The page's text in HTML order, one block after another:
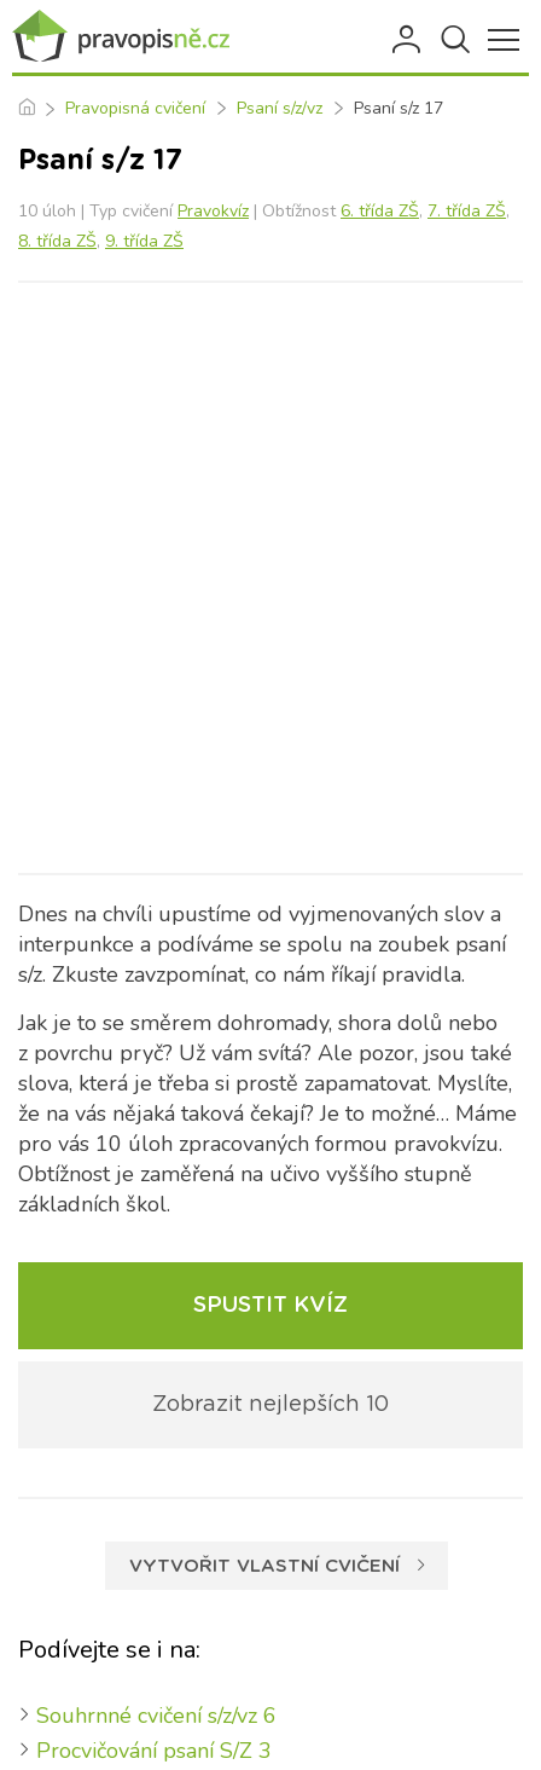
Pravopisná cvičení Psaní s/z/vz Psaní s/z 17
Psaní s/z 17
10 úloh | Typ cvičeníPravokvíz | Obtížnost6. třída ZŠ, 7. třída ZŠ,
8. třída ZŠ, 9. třída ZŠ
Dnes na chvíli upustíme od vyjmenovaných slov a
interpunkce a podíváme se spolu na zoubek psaní
s/z. Zkuste zavzpomínat, co nám říkají pravidla.
Jak je to se směrem dohromady, shora dolů nebo
z povrchu pryč? Už vám svítá? Ale pozor, jsou také
slova, která je třeba si prostě zapamatovat. Myslíte,
že na vás nějaká taková čekají? Je to možné… Máme
pro vás 10 úloh zpracovaných formou pravokvízu.
Obtížnost je zaměřená na učivo vyššího stupně
základních škol.
SPUSTIT KVÍZ
Zobrazit nejlepších 10
VYTVOŘIT VLASTNÍ CVIČENÍ
Podívejte se i na:
Souhrnné cvičení s/z/vz 6
Procvičování psaní S/Z 3